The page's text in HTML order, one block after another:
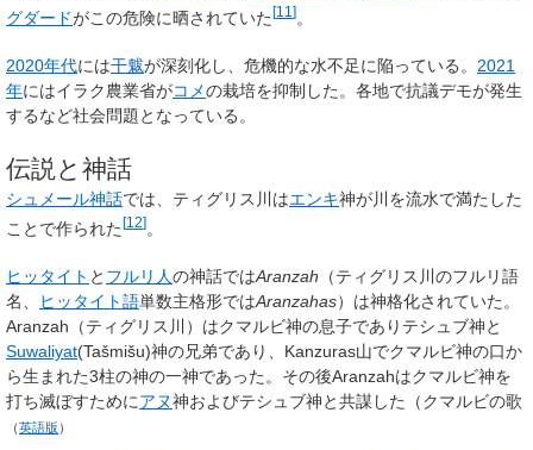
グダードがこの危険に晒されていた [11 ] 。
2020年代には干魃が深刻化し、危機的な水不足に陥っている。 2021
年にはイラク農業省がコメの栽培を抑制した。各地で抗議デモが発生
するなど社会問題となっている。
伝説と神話
シュメール神話では、ティグリス川はエンキ神が川を流水で満たした
ことで作られた [12] 。
ヒッタイト と フルリ人の神話ではAranzah （ティグリス川のフルリ語
名、
ヒッタイト語単数主格形ではAranzahas）は神格化されていた。
Aranzah （ティグリス川）はクマルビ神の息子でありテシュブ神と
Suwaliyat(Tašmišu)神の兄弟であり、 Kanzuras山でクマルビ神の口か
ら生まれた3柱の神の一神であった。その後Aranzahはクマルビ神を
打ち滅ぼすためにアヌ神およびテシュブ神と共謀した（クマルビの歌
（英語版 ）